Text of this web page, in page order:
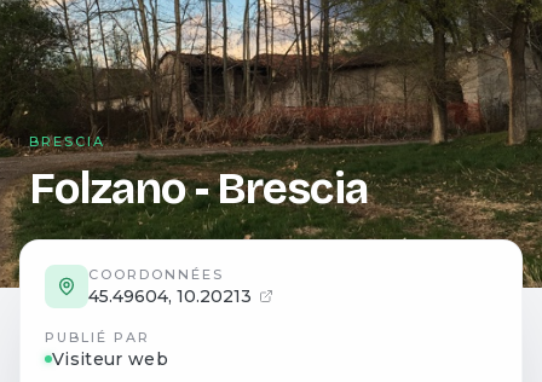
BRESCIA
Folzano - Brescia
COORDONNÉES
45.49604, 10.20213
PUBLIÉ PAR
Visiteur web